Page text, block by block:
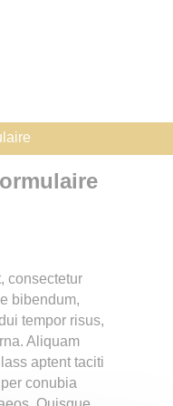
consectetur
bibendum,
tempor risus,
Aliquam
aptent taciti
conubia